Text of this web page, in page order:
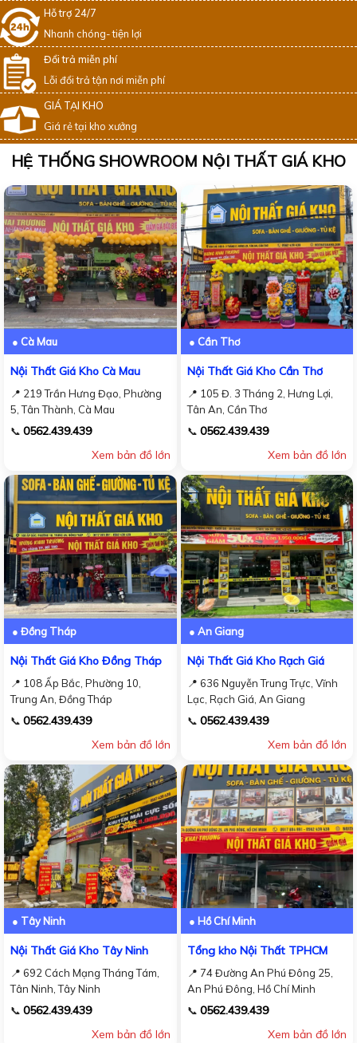
Hỗ trợ 24/7
Nhanh chóng- tiện lợi
Đổi trả miễn phí
Lỗi đổi trả tận nơi miễn phí
GIÁ TẠI KHO
Giá rẻ tại kho xưởng
HỆ THỐNG SHOWROOM NỘI THẤT GIÁ KHO
● Cà Mau
Nội Thất Giá Kho Cà Mau
📍 219 Trần Hưng Đạo, Phường
5, Tân Thành, Cà Mau
📞 0562.439.439
Xem bản đồ lớn
● Cần Thơ
Nội Thất Giá Kho Cần Thơ
📍 105 Đ. 3 Tháng 2, Hưng Lợi,
Tân An, Cần Thơ
📞 0562.439.439
Xem bản đồ lớn
● Đồng Tháp
Nội Thất Giá Kho Đồng Tháp
📍 108 Ấp Bắc, Phường 10,
Trung An, Đồng Tháp
📞 0562.439.439
Xem bản đồ lớn
● An Giang
Nội Thất Giá Kho Rạch Giá
📍 636 Nguyễn Trung Trực, Vĩnh
Lạc, Rạch Giá, An Giang
📞 0562.439.439
Xem bản đồ lớn
● Tây Ninh
Nội Thất Giá Kho Tây Ninh
📍 692 Cách Mạng Tháng Tám,
Tân Ninh, Tây Ninh
📞 0562.439.439
Xem bản đồ lớn
● Hồ Chí Minh
Tổng kho Nội Thất TPHCM
📍 74 Đường An Phú Đông 25,
An Phú Đông, Hồ Chí Minh
📞 0562.439.439
Xem bản đồ lớn